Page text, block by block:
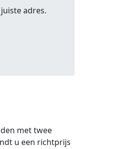
adres.
met twee
u een richtprijs